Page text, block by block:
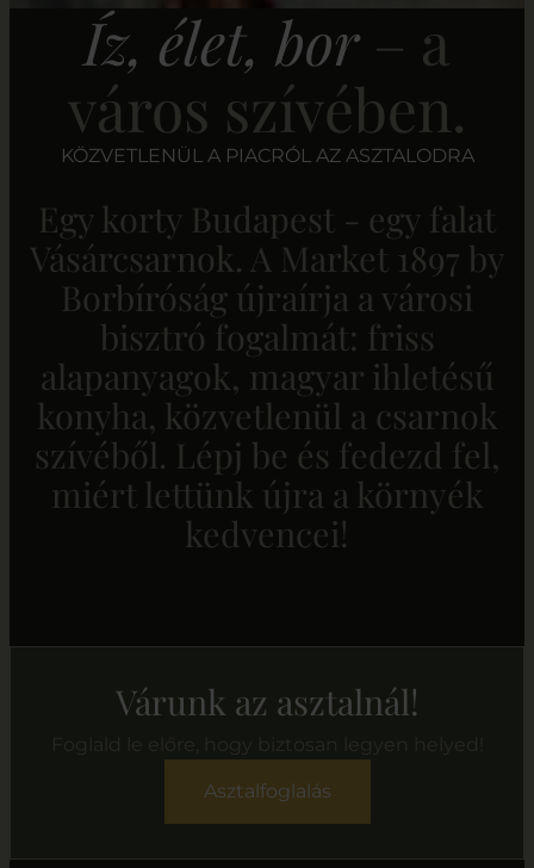
Íz, élet, bor– a
város szívében.
KÖZVETLENÜL A PIACRÓL AZ ASZTALODRA
Egy korty Budapest - egy falat
Vásárcsarnok. A Market 1897 by
Borbíróság újraírja a városi
bisztró fogalmát: friss
alapanyagok, magyar ihletésű
konyha, közvetlenül a csarnok
szívéből. Lépj be és fedezd fel,
miért lettünk újra a környék
kedvencei!
Várunk az asztalnál!
Asztalfoglalás